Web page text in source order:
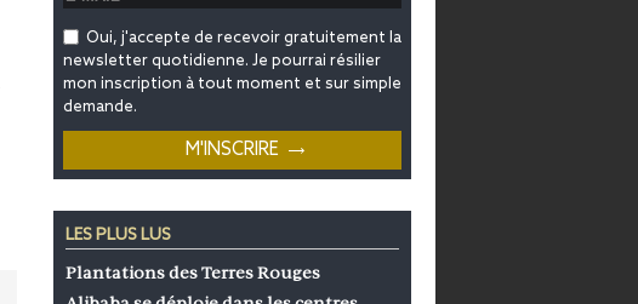
Oui, j'accepte de recevoir gratuitement la
newsletter quotidienne. Je pourrai résilier
mon inscription à tout moment et sur simple
demande.
LES PLUS LUS
Plantations des Terres Rouges